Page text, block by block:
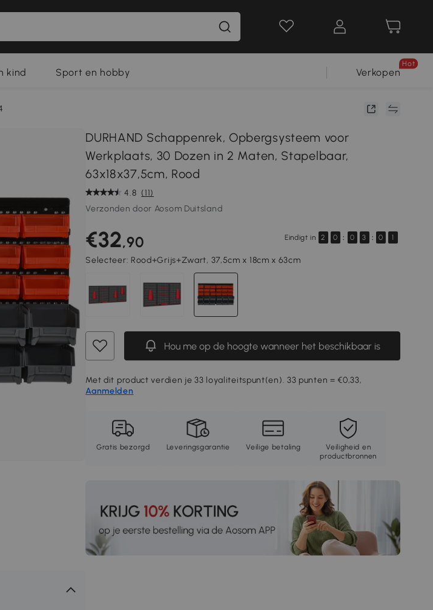
kind Sport en hobby Verkopen
Hot
DURHAND Schappenrek, Opbergsysteem voor
Werkplaats, 30 Dozen in 2 Maten, Stapelbaar,
63x18x37,5cm, Rood
4.8 (11)
Verzonden door Aosom Duitsland
€32,90 Eindigt in 2 0 : 0 3 : 0 0
Selecteer: Rood+Grijs+Zwart, 37,5cm x 18cm x 63cm
Hou me op de hoogte wanneer het beschikbaar is
Met dit product verdien je 33 loyaliteitspunt(en). 33 punten = €0,33,
Aanmelden
Gratis bezorgd Leveringsgarantie Veilige betaling
Veiligheid en
productbronnen